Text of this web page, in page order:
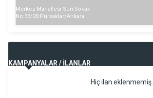
Merkez Mahallesi Sun Sokak
No:33/20 Pursaklar/Ankara
KAMPANYALAR / İLANLAR
Hiç ilan eklenmemiş.